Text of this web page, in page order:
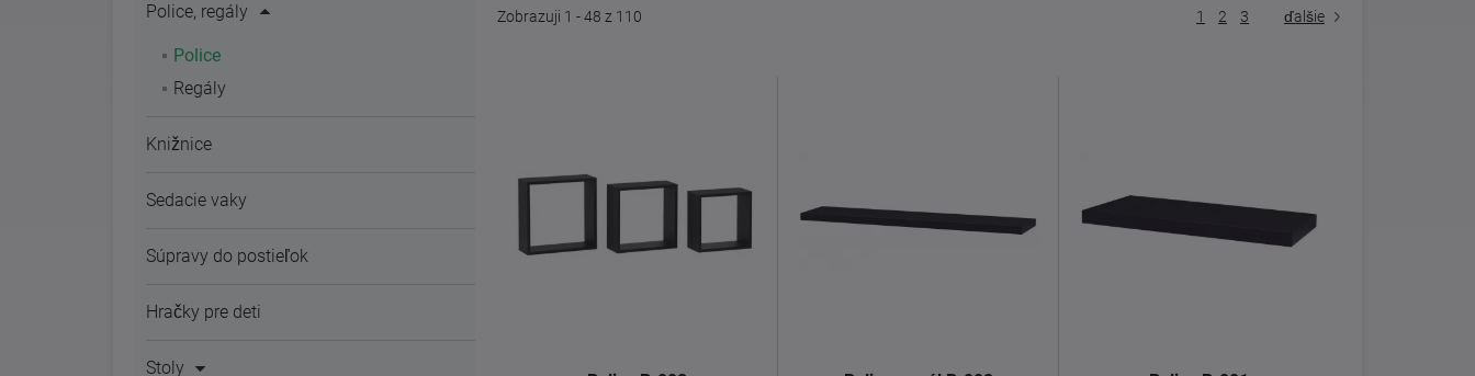
Police, regály
Police
Regály
Knižnice
Sedacie vaky
Súpravy do postieľok
Hračky pre deti
Stoly
Zobrazuji 1 - 48 z 110 3
2
1 ďalšie